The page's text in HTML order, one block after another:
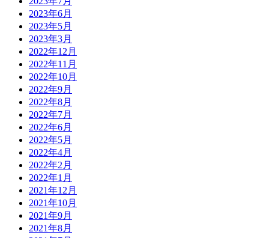
2023年6月
2023年5月
2023年3月
2022年12月
2022年11月
2022年10月
2022年9月
2022年8月
2022年7月
2022年6月
2022年5月
2022年4月
2022年2月
2022年1月
2021年12月
2021年10月
2021年9月
2021年8月